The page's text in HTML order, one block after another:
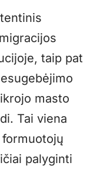
taip pat
masto
Tai viena
palyginti